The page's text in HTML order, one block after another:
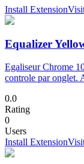
Install Extension
Equalizer
Egaliseur Chrome
controle par onglet.
0.0
Rating
0
Users
Install Extension